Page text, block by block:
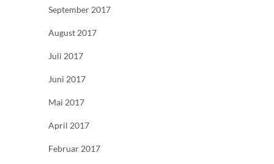
September 2017
August 2017
Juli 2017
Juni 2017
Mai 2017
April 2017
Februar 2017